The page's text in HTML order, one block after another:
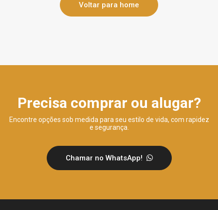
Voltar para home
Precisa comprar ou alugar?
Encontre opções sob medida para seu estilo de vida, com rapidez
e segurança.
Chamar no WhatsApp!